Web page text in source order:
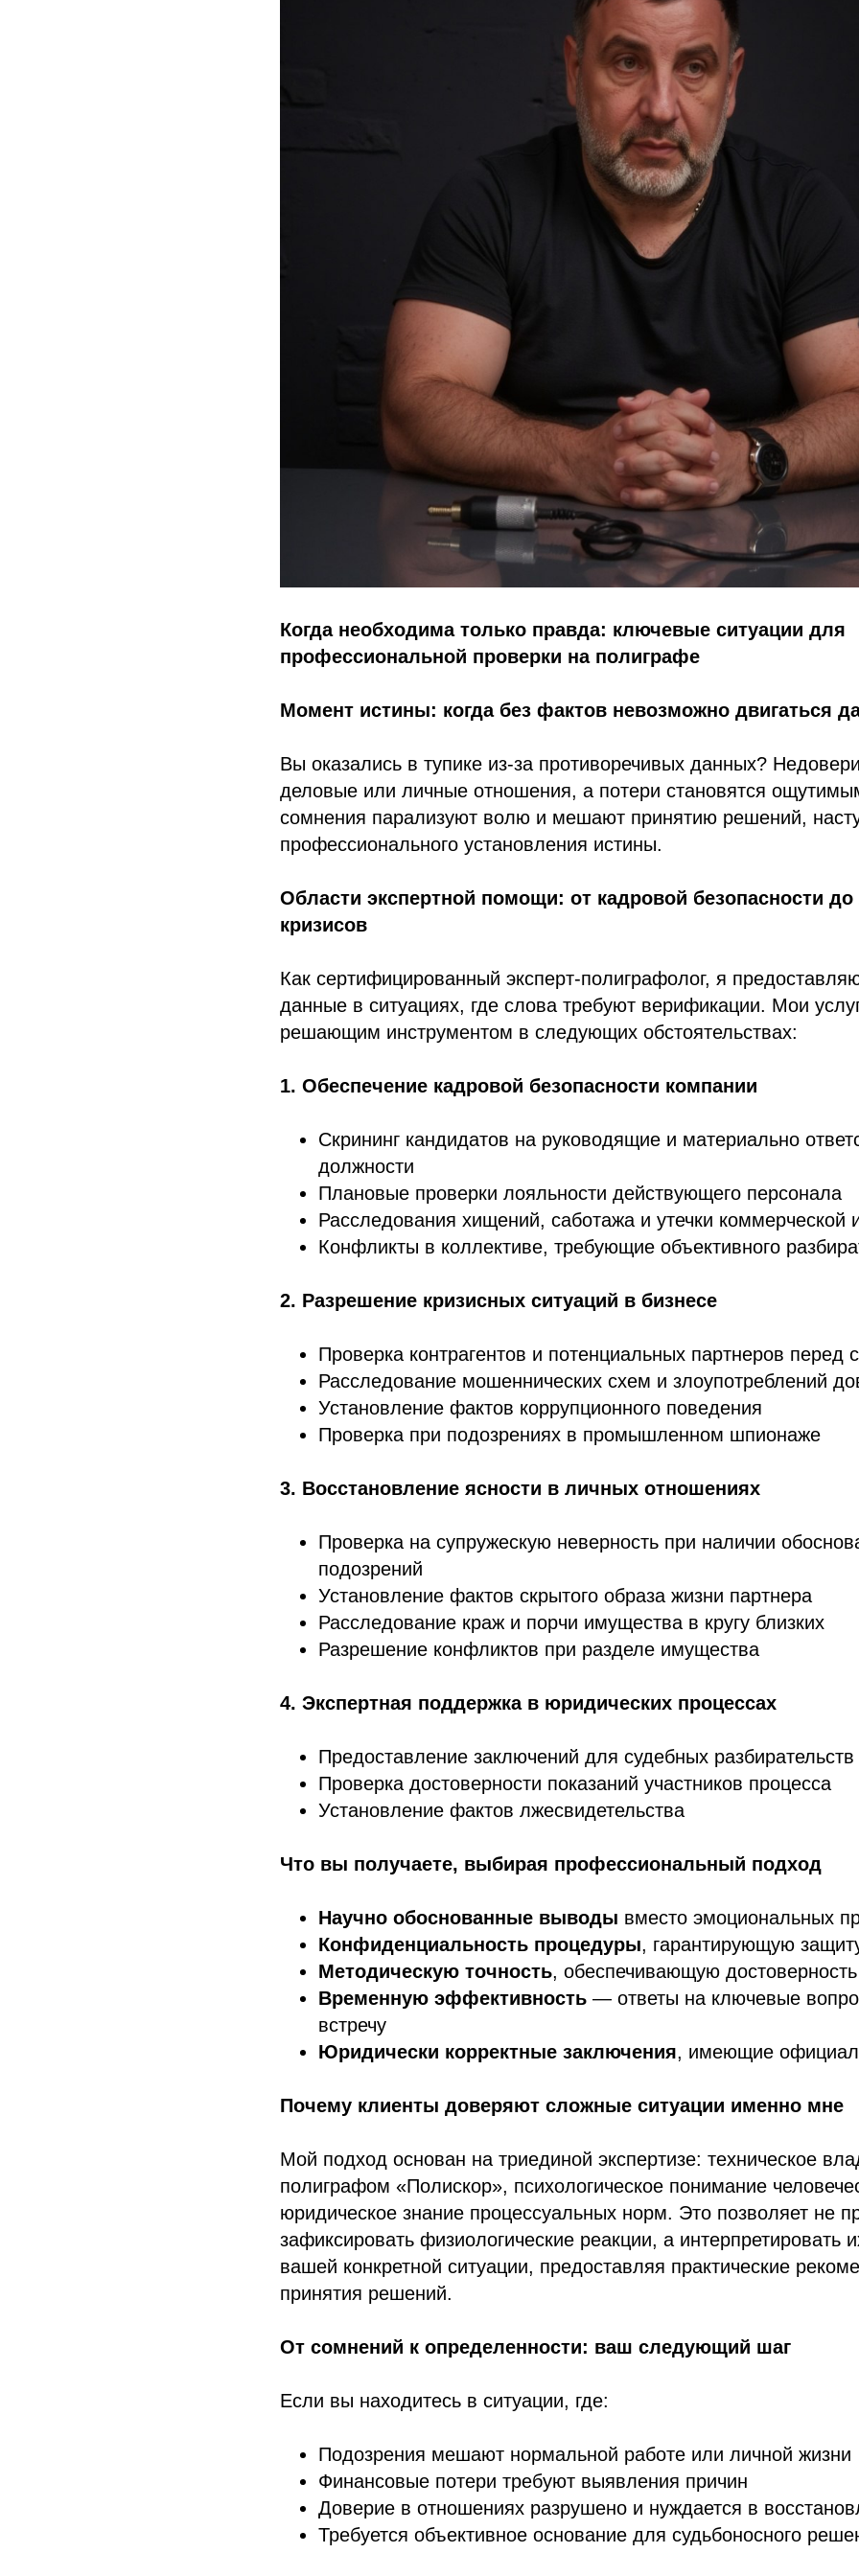
Когда необходима только правда: ключевые ситуации для
профессиональной проверки на полиграфе
Момент истины: когда без фактов невозможно двигаться
Вы оказались в тупике из-за противоречивых данных?
деловые или личные отношения, а потери становятся
сомнения парализуют волю и мешают принятию решений,
профессионального установления истины.
Области экспертной помощи: от кадровой безопасности
кризисов
Как сертифицированный эксперт-полиграфолог, я
данные в ситуациях, где слова требуют верификации. Мои
решающим инструментом в следующих обстоятельствах:
1. Обеспечение кадровой безопасности компании
Скрининг кандидатов на руководящие и материально
должности
Плановые проверки лояльности действующего персонала
Расследования хищений, саботажа и утечки коммерческой
Конфликты в коллективе, требующие объективного
2. Разрешение кризисных ситуаций в бизнесе
Проверка контрагентов и потенциальных партнеров перед
Расследование мошеннических схем и злоупотреблений
Установление фактов коррупционного поведения
Проверка при подозрениях в промышленном шпионаже
3. Восстановление ясности в личных отношениях
Проверка на супружескую неверность при наличии
подозрений
Установление фактов скрытого образа жизни партнера
Расследование краж и порчи имущества в кругу близких
Разрешение конфликтов при разделе имущества
4. Экспертная поддержка в юридических процессах
Предоставление заключений для судебных разбирательств
Проверка достоверности показаний участников процесса
Установление фактов лжесвидетельства
Что вы получаете, выбирая профессиональный подход
Научно обоснованные выводы вместо эмоциональных
Конфиденциальность процедуры, гарантирующую
Методическую точность, обеспечивающую достоверность
Временную эффективность — ответы на ключевые
встречу
Юридически корректные заключения, имеющие
Почему клиенты доверяют сложные ситуации именно мне
Мой подход основан на триединой экспертизе: техническое
полиграфом «Полискор», психологическое понимание
юридическое знание процессуальных норм. Это позволяет не
зафиксировать физиологические реакции, а интерпретировать
вашей конкретной ситуации, предоставляя практические
принятия решений.
От сомнений к определенности: ваш следующий шаг
Если вы находитесь в ситуации, где:
Подозрения мешают нормальной работе или личной жизни
Финансовые потери требуют выявления причин
Доверие в отношениях разрушено и нуждается в
Требуется объективное основание для судьбоносного